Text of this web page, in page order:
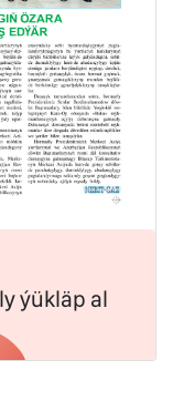
ýükläp al